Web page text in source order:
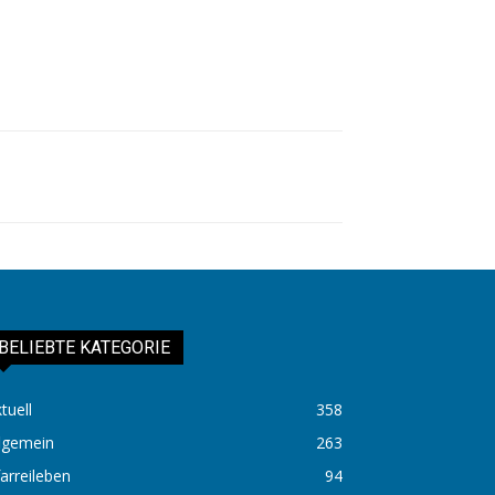
BELIEBTE KATEGORIE
358
263
94